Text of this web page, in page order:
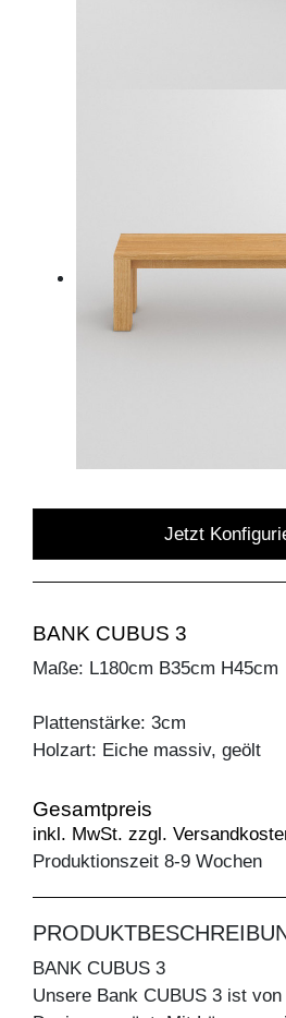
Jetzt
BANK CUBUS 3
Maße: L180cm B35cm H45cm
Plattenstärke: 3cm
Holzart: Eiche massiv, geölt
Gesamtpreis
inkl. MwSt. zzgl.
Produktionszeit 8-9 Wochen
BANK CUBUS 3
Unsere Bank CUBUS 3 ist